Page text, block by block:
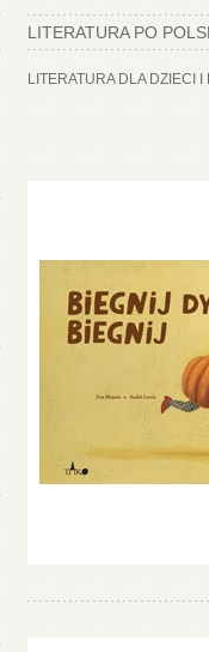
LITERATURA PO
LITERATURA DLA DZIECI